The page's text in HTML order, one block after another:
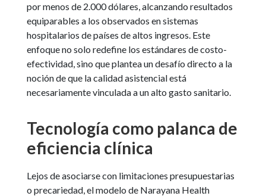
por menos de 2.000 dólares, alcanzando resultados
equiparables a los observados en sistemas
hospitalarios de países de altos ingresos. Este
enfoque no solo redefine los estándares de costo-
efectividad, sino que plantea un desafío directo a la
noción de que la calidad asistencial está
necesariamente vinculada a un alto gasto sanitario.
Tecnología como palanca de
eficiencia clínica
Lejos de asociarse con limitaciones presupuestarias
o precariedad, el modelo de Narayana Health